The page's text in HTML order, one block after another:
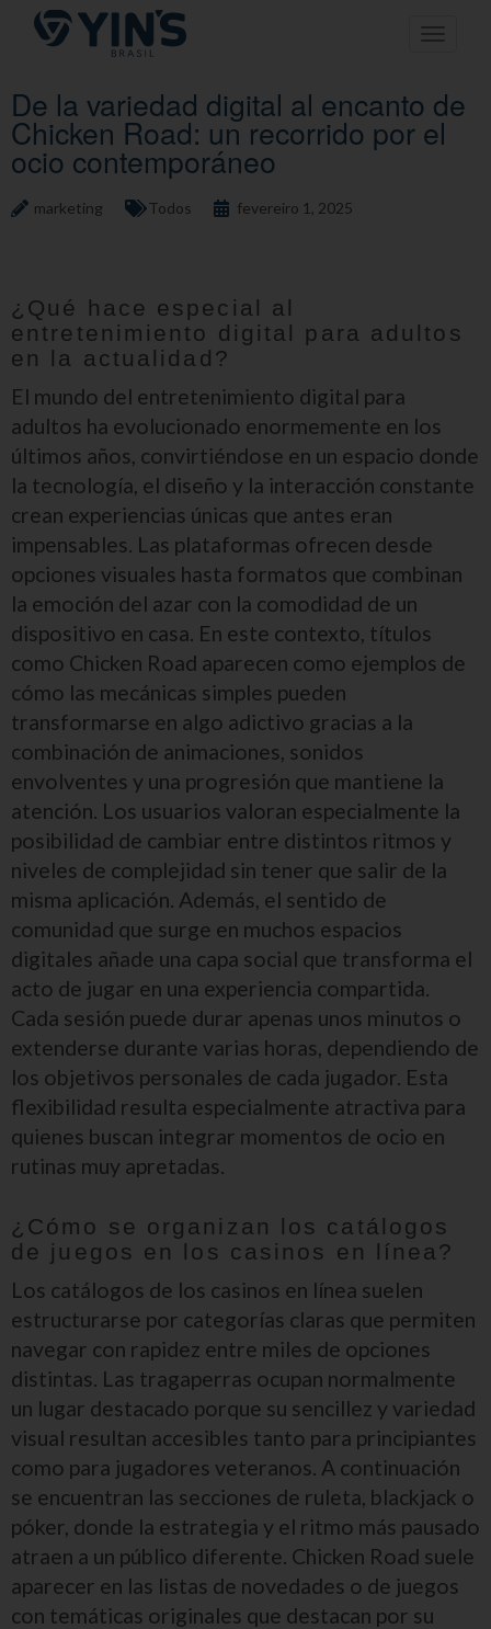
Pular
para
Toggle
De la variedad digital al encanto de
Chicken Road: un recorrido por el
ocio contemporáneo
marketing Todos fevereiro 1, 2025
¿Qué hace especial al
entretenimiento digital para adultos
en la actualidad?
El mundo del entretenimiento digital para
adultos ha evolucionado enormemente en los
últimos años, convirtiéndose en un espacio donde
la tecnología, el diseño y la interacción constante
crean experiencias únicas que antes eran
impensables. Las plataformas ofrecen desde
opciones visuales hasta formatos que combinan
la emoción del azar con la comodidad de un
dispositivo en casa. En este contexto, títulos
como Chicken Road aparecen como ejemplos de
cómo las mecánicas simples pueden
transformarse en algo adictivo gracias a la
combinación de animaciones, sonidos
envolventes y una progresión que mantiene la
atención. Los usuarios valoran especialmente la
posibilidad de cambiar entre distintos ritmos y
niveles de complejidad sin tener que salir de la
misma aplicación. Además, el sentido de
comunidad que surge en muchos espacios
digitales añade una capa social que transforma el
acto de jugar en una experiencia compartida.
Cada sesión puede durar apenas unos minutos o
extenderse durante varias horas, dependiendo de
los objetivos personales de cada jugador. Esta
flexibilidad resulta especialmente atractiva para
quienes buscan integrar momentos de ocio en
rutinas muy apretadas.
¿Cómo se organizan los catálogos
de juegos en los casinos en línea?
Los catálogos de los casinos en línea suelen
estructurarse por categorías claras que permiten
navegar con rapidez entre miles de opciones
distintas. Las tragaperras ocupan normalmente
un lugar destacado porque su sencillez y variedad
visual resultan accesibles tanto para principiantes
como para jugadores veteranos. A continuación
se encuentran las secciones de ruleta, blackjack o
póker, donde la estrategia y el ritmo más pausado
atraen a un público diferente. Chicken Road suele
aparecer en las listas de novedades o de juegos
con temáticas originales que destacan por su